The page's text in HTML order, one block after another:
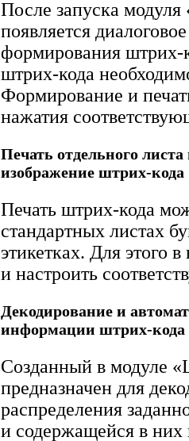
После запуска
появляется
формирования штрих-
штрих-кода
Формирование и
нажатия
Печать отдельного
изображение штрих-кода
Печать штрих-кода
стандартных листах
этикетках. Для этого
и настроить
Декодирование и
информации штрих-кода
Созданный в модуле
предназначен для
распределения
и содержащейся в